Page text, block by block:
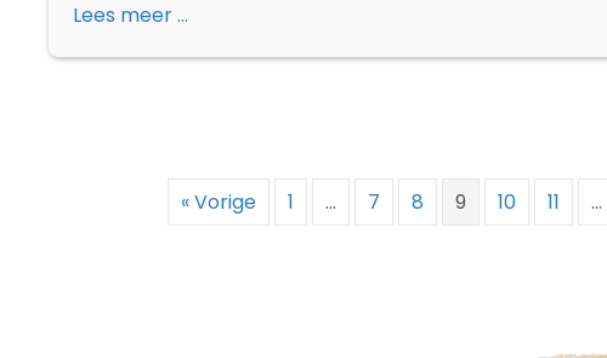
Lees meer ...
« Vorige 1 … 7 8 9 10 11 …